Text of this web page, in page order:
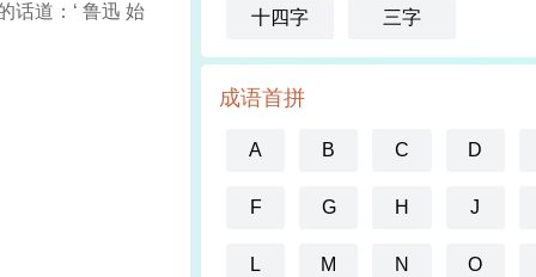
话道：‘ 鲁迅 始 十四字 三字
成语首拼
A B C D
F G H J
L M N O